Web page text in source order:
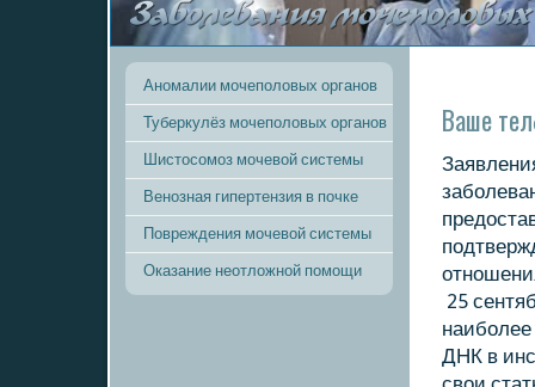
Аномалии мочеполовых органов
Туберкулёз мочеполовых органов
Шистосомоз мочевой системы
Венозная гипертензия в почке
Повреждения мочевой системы
Оказание неотложной помощи
Ваше
25
ДНК в